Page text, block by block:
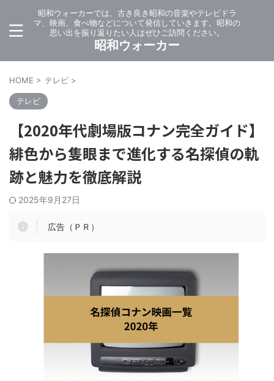
昭和ウォーカーでは、古き良き昭和の音楽やテレビドラ
マ、映画、食べ物などについて発信していきます。昭和の
思い出を振り返りたい人はぜひご訪問ください。
昭和ウォーカー
HOME > テレビ >
テレビ
【2020年代劇場版コナン完全ガイド】
緋色から隻眼まで進化する名探偵の軌
跡と魅力を徹底解説
2025年9月27日
広告（ＰＲ）